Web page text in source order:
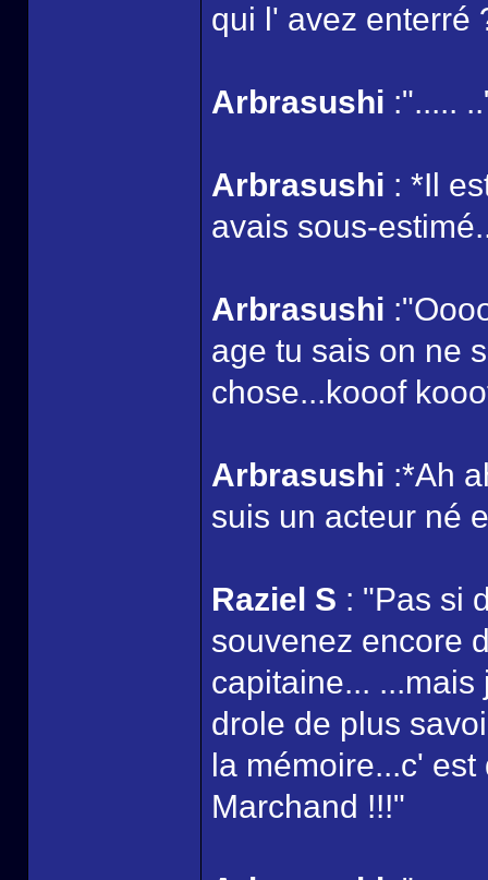
qui l' avez enterré
Arbrasushi :".....
Arbrasushi : *Il
avais sous-
Arbrasushi
age tu sais on ne
chose...kooof
Arbrasushi :*Ah
suis un acteur né
Raziel S : "Pas si
souvenez encore
capitaine...
drole de plus
la mémoire...c'
Marchand !!!"